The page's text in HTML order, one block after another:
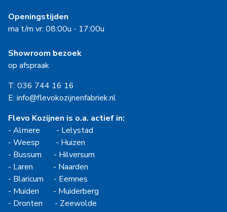
Openingstijden
ma t/m vr: 08:00u - 17:00u
Showroom bezoek
op afspraak
T: 036 744 16 16
E: info@flevokozijnenfabriek.nl
Flevo Kozijnen is o.a. actief in:
- Almere - Lelystad
- Weesp - Huizen
- Bussum - Hilversum
- Laren - Naarden
- Blaricum - Eemnes
- Muiden - Muiderberg
- Dronten - Zeewolde